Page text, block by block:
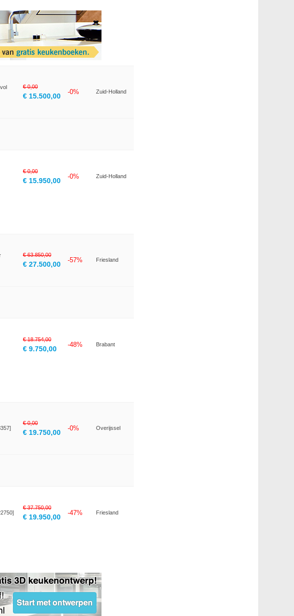
€ 0,00
€ 15.500,00
-0% Zuid-Holland
€ 0,00
€ 15.950,00
-0% Zuid-Holland
€ 63.850,00
€ 27.500,00
-57% Friesland
€ 18.754,00
€ 9.750,00
-48% Brabant
€ 0,00
€ 19.750,00
-0% Overijssel
€ 37.750,00
€ 19.950,00
-47% Friesland